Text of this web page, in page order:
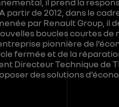
de 2012, dans le
par Renault Group, il
boucles courtes de
pionnière de
fermée et de la
Directeur Technique de
des solutions